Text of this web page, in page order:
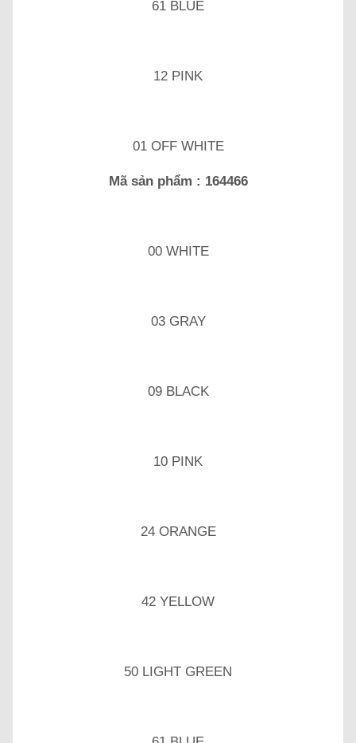
61 BLUE
12 PINK
01 OFF WHITE
Mã sản phẩm : 164466
00 WHITE
03 GRAY
09 BLACK
10 PINK
24 ORANGE
42 YELLOW
50 LIGHT GREEN